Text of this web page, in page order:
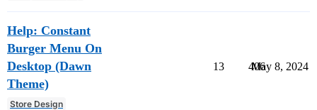
Help: Constant
Burger Menu On
Desktop (Dawn
Theme)
Store Design
13 406
May 8, 2024